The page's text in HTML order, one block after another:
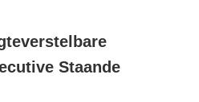
Staande